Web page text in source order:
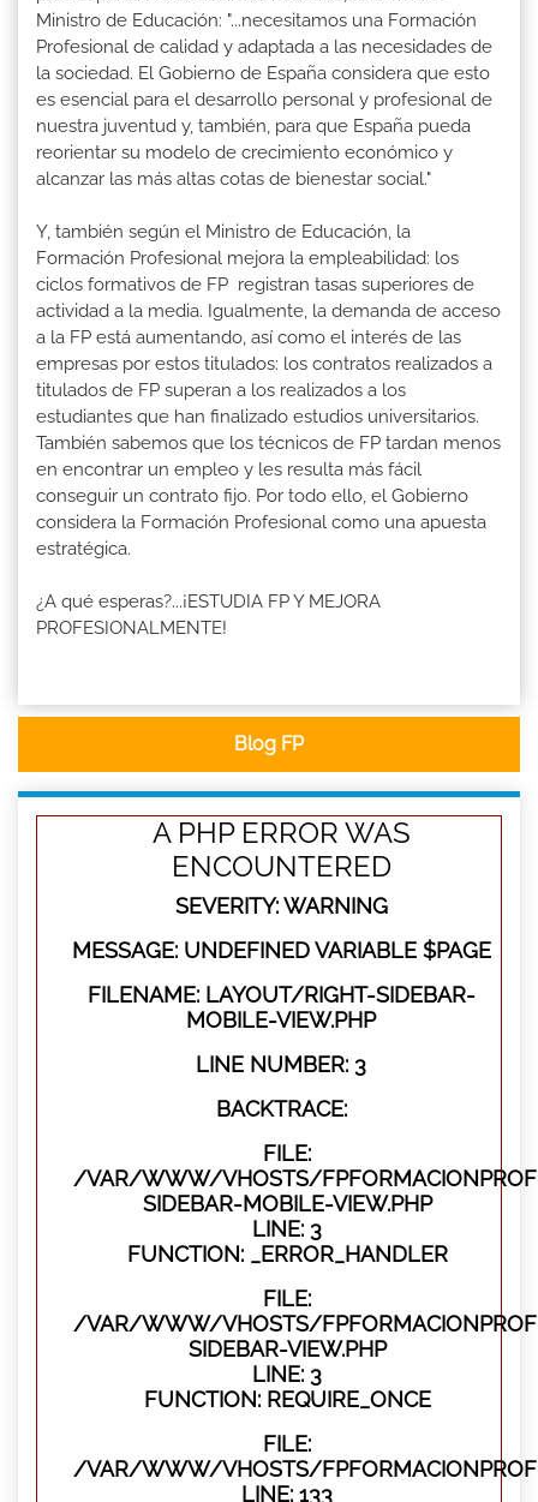
Ministro de Educación: "...necesitamos una Formación
Profesional de calidad y adaptada a las necesidades de
la sociedad. El Gobierno de España considera que esto
es esencial para el desarrollo personal y profesional de
nuestra juventud y, también, para que España pueda
reorientar su modelo de crecimiento económico y
alcanzar las más altas cotas de bienestar social."
Y, también según el Ministro de Educación, la
Formación Profesional mejora la empleabilidad: los
ciclos formativos de FP registran tasas superiores de
actividad a la media. Igualmente, la demanda de acceso
a la FP está aumentando, así como el interés de las
empresas por estos titulados: los contratos realizados a
titulados de FP superan a los realizados a los
estudiantes que han finalizado estudios universitarios.
También sabemos que los técnicos de FP tardan menos
en encontrar un empleo y les resulta más fácil
conseguir un contrato fijo. Por todo ello, el Gobierno
considera la Formación Profesional como una apuesta
estratégica.
¿A qué esperas?...¡ESTUDIA FP Y MEJORA
PROFESIONALMENTE!
Blog FP
A PHP ERROR WAS
ENCOUNTERED
SEVERITY: WARNING
MESSAGE: UNDEFINED VARIABLE $PAGE
FILENAME: LAYOUT/RIGHT-SIDEBAR-
MOBILE-VIEW.PHP
LINE NUMBER: 3
BACKTRACE:
FILE:
/VAR/WWW/VHOSTS/
SIDEBAR-MOBILE-VIEW.PHP
LINE: 3
FUNCTION: _ERROR_HANDLER
FILE:
/VAR/WWW/VHOSTS/
SIDEBAR-VIEW.PHP
LINE: 3
FUNCTION: REQUIRE_ONCE
FILE:
/VAR/WWW/VHOSTS/
LINE: 133